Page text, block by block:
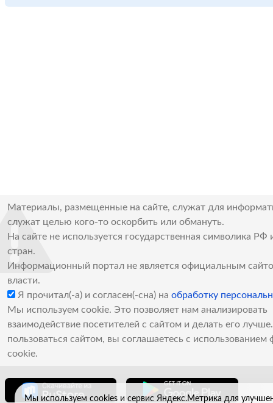
Материалы, размещенные на сайте, служат для
служат целью кого-то оскорбить или обмануть.
На сайте не используется государственная символика РФ
стран.
Информационный портал не является официальным
власти.
Я прочитал(-а) и согласен(-сна) на обработку
Мы используем cookie. Это позволяет нам анализировать
взаимодействие посетителей с сайтом и делать его
пользоваться сайтом, вы соглашаетесь с использованием
cookie.
Мы используем cookies и сервис Яндекс.Метрика для